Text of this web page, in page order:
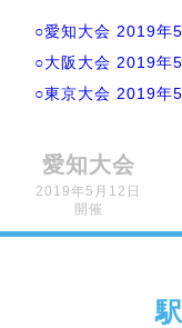
○愛知大会 2019年
○大阪大会 2019年
○東京大会 2019年
愛知大会
2019年5月12日
開催